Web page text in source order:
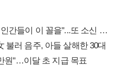
들이 이 꼴을"...또 소신 발언
불러 음주, 아들 살해한 30대
원"…이달 초 지급 목표